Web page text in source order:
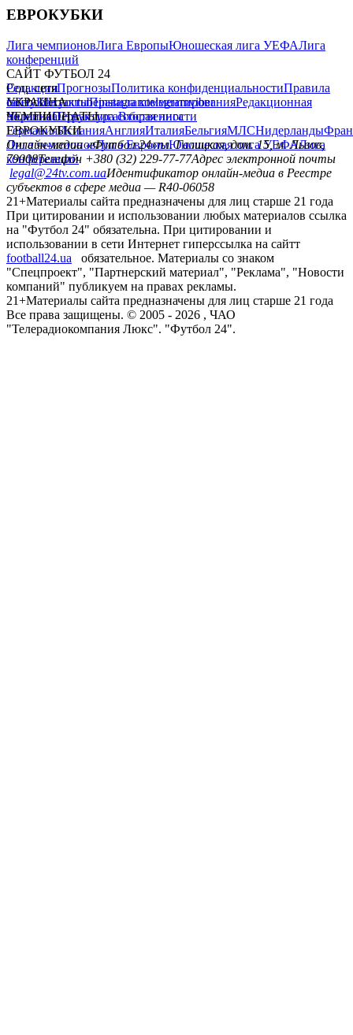
ЕВРОКУБКИ
Лига чемпионовЛига ЕвропыЮношеская лига УЕФАЛига
конференций
САЙТ ФУТБОЛ 24
РедакцияПрогнозыПолитика конфиденциальностиПравила
сайтуКонтактыПравила комментированияРедакционная
политикаСтруктура собственности
Соц. сети
facebookxyoutubeinstagramtelegramviber
УКРАИНА
УкраинаПервая лигаВторая лига
ЧЕМПИОНАТЫ
ГерманияИспанияАнглияИталияБельгияМЛСНидерланды
ЕВРОКУБКИ
Лига чемпионовЛига ЕвропыЮношеская лига УЕФАЛига
конференций
Онлайн-медиа «Футбол 24»пл. Галицкая, дом. 15, м. Львов,
79008Телефон +380 (32) 229-77-77Адрес электронной почты
legal@24tv.com.uaИдентификатор онлайн-медиа в Реестре
субъектов в сфере медиа — R40-06058
21+Материалы сайта предназначены для лиц старше 21 года
При цитировании и использовании любых материалов ссылка
на "Футбол 24" обязательна. При цитировании и
использовании в сети Интернет гиперссылка на сайтт
football24.ua
обязательное. Материалы со знаком
"Спецпроект", "Партнерский материал", "Реклама", "Новости
компаний" публикуем на правах рекламы.
21+Материалы сайта предназначены для лиц старше 21 года
Все права защищены. © 2005 - 2026 , ЧАО
"Телерадиокомпания Люкс". "Футбол 24".